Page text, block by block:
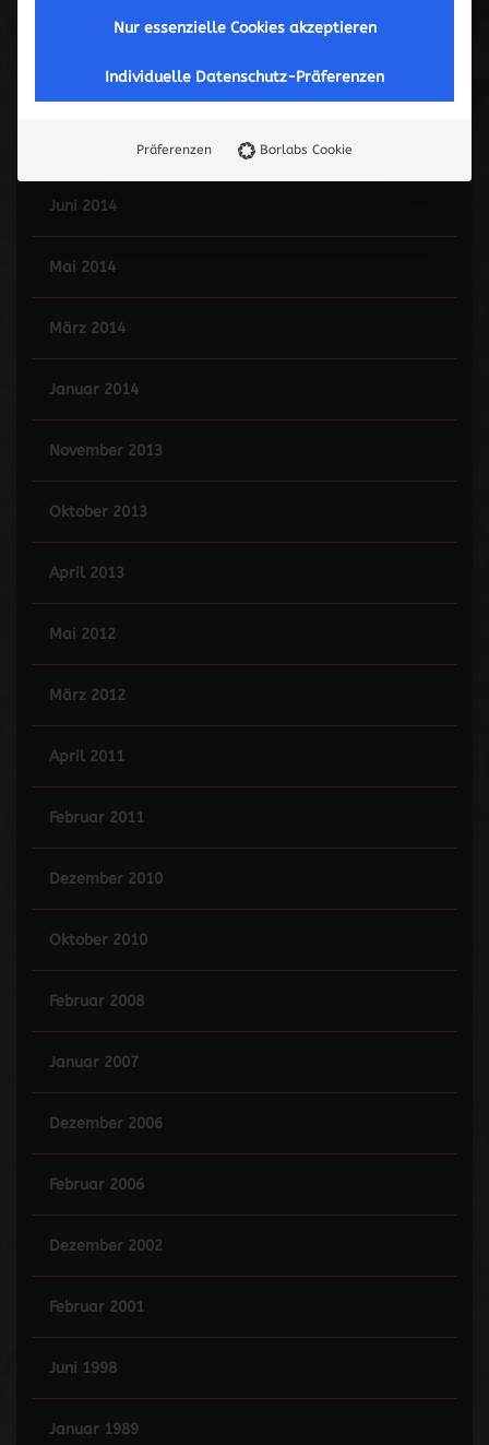
Mai 2015
Februar 2015
Januar 2015
Juni 2014
Mai 2014
März 2014
Januar 2014
November 2013
Oktober 2013
April 2013
Mai 2012
März 2012
April 2011
Februar 2011
Dezember 2010
Oktober 2010
Februar 2008
Januar 2007
Dezember 2006
Februar 2006
Dezember 2002
Februar 2001
Juni 1998
Januar 1989
Nur essenzielle Cookies akzeptieren
Individuelle Datenschutz-Präferenzen
Präferenzen Borlabs Cookie